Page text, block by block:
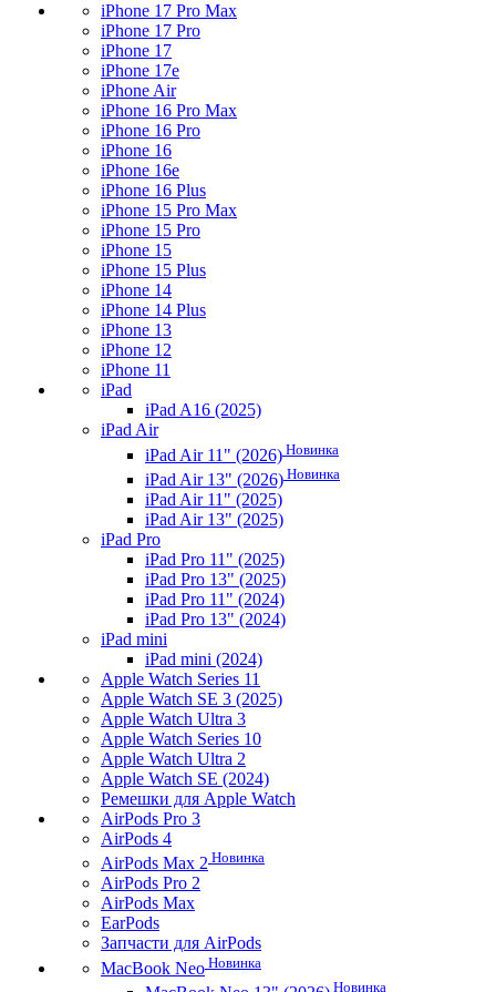
iPhone 17 Pro Max
iPhone 17 Pro
iPhone 17
iPhone 17e
iPhone Air
iPhone 16 Pro Max
iPhone 16 Pro
iPhone 16
iPhone 16e
iPhone 16 Plus
iPhone 15 Pro Max
iPhone 15 Pro
iPhone 15
iPhone 15 Plus
iPhone 14
iPhone 14 Plus
iPhone 13
iPhone 12
iPhone 11
iPad
iPad A16 (2025)
iPad Air
iPad Air 11" (2026) Новинка
iPad Air 13" (2026) Новинка
iPad Air 11" (2025)
iPad Air 13" (2025)
iPad Pro
iPad Pro 11" (2025)
iPad Pro 13" (2025)
iPad Pro 11" (2024)
iPad Pro 13" (2024)
iPad mini
iPad mini (2024)
Apple Watch Series 11
Apple Watch SE 3 (2025)
Apple Watch Ultra 3
Apple Watch Series 10
Apple Watch Ultra 2
Apple Watch SE (2024)
Ремешки для Apple Watch
AirPods Pro 3
AirPods 4
AirPods Max 2 Новинка
AirPods Pro 2
AirPods Max
EarPods
Запчасти для AirPods
MacBook Neo Новинка
Новинка